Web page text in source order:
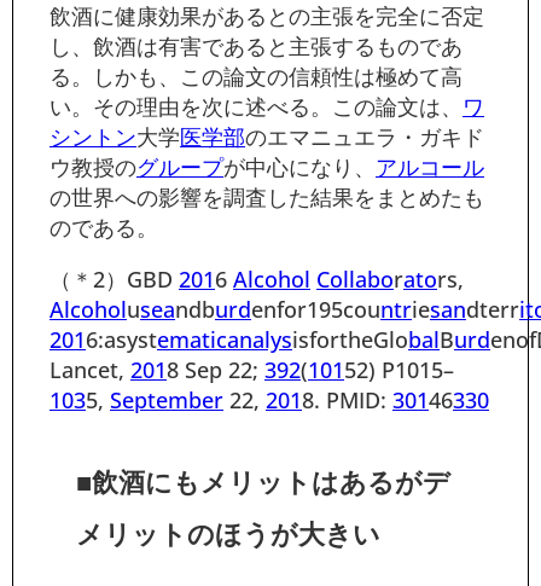
飲酒に健康効果があるとの主張を完全に否定
し、飲酒は有害であると主張するものであ
る。しかも、この論文の信頼性は極めて高
い。その理由を次に述べる。この論文は、 ワ
シントン大学医学部のエマニュエラ・ガキド
ウ教授のグループが中心になり、 アルコール
の世界への影響を調査した結果をまとめたも
のである。
（＊2）GBD 2016 Alcohol Collaborators,
Alcoholuseandburdenfor195countriesandterr
2016:asystematicanalysisfortheGlobalBurd
Lancet, 2018 Sep 22; 392(10152) P1015–
1035, September 22, 2018. PMID: 30146330
■飲酒にもメリットはあるがデ
メリットのほうが大きい